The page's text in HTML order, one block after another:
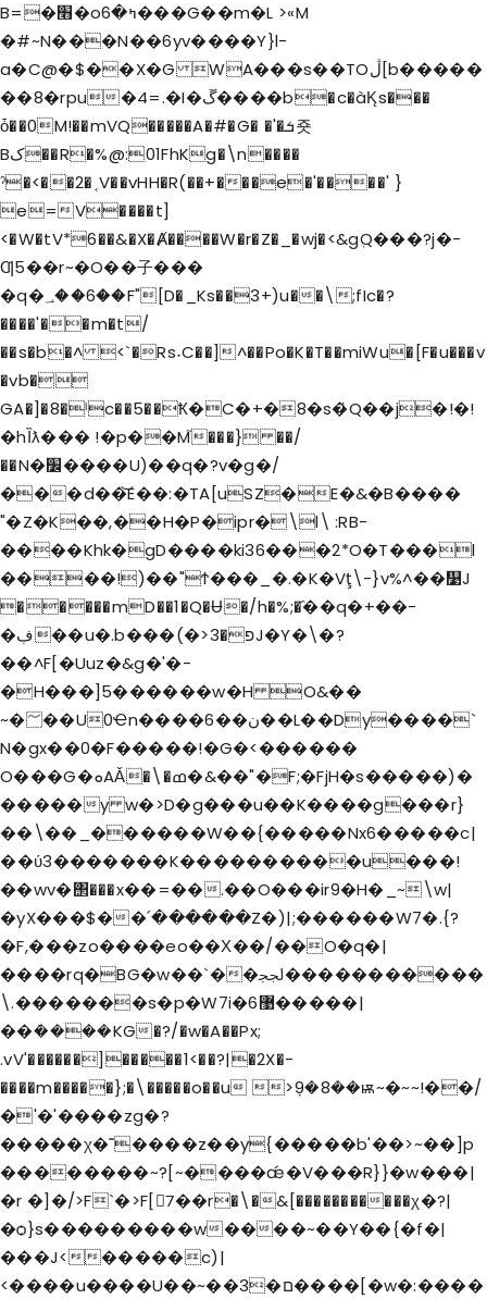
B=�׫�oߤ�6���G��m�L >«M
�#~N���N��6yv����Y}l-
a�C@�$��X�G WA���s��TOڷ[b�����
��8�rpu�4=.�I�ڱ����b�c�àK̨s���
ȱ��0M!��mVQ�����A�#�G� �'�ܭ죳
Bک��R�%@:01FhKg�\n����
ˀ�<��2�˱V��vHH�R(��+���e�'����' }
e=V����t]
<�W�tV*6��&�X�Ⱥ����W�r�Z�_�wj�<&gٖQ���?j�-
Ƣ5��r~�O��子���
�q�؀��6��F"[D�_Ks��3+)u��\;fIc�?
����'��m�t/
��s�b�^ <`�Rs˕C��]^��Po�K�T��miWu�[F�u���v
�vb�
GA�]�8�ˡc��5��Ҟ�C�+�8�s�҅Q��j�!�!
�hȈƛ��� !�p��M֮���} ��/
��N�׼����U)��q�?v�g�/
���d��͝E��:�TA[uSZ�E�&�B����
"�Z�K��,��H�P�ipr�\l\ :RB-
����Khk�gD����ki36���2*O�T���l
����!)��"Ϯ���_�.�K�Vţ\-}v%^��᯹J
�����mD��1�Q�Ʉ�/h�%;�҄��q�+��-
�ڣ��u�.b���(�>פ�3J�Y�\�?
��^F[�Uuz�&g�'�-
�H���]5������w�H O&��
~�؅��U0Ҽn����6��ن��L��Dy����`
N�gx��0�F�����!�G�<������
O���G�ܘAǍ�\�ߘ�&��"�F;�FjH�s�����)�
����� y w�>D�g���u��K����g���r}
��\��_������W��{�����Nx6�����c|
��ύ3�������K����������u���!
��wv�΢���x��=��.��O���ir9�H�_~\w|
�yX���$��՛������Z�)|;������W7�.{?
�F,���zo����eo��Χ��/��O�q�|
����rq�BG�w��`��ﶃ�����������
\.�������s�p�W7i�6޹�����|
��ܿ����KG�?/�w�A��Px;
.vV'������]�����1<��?|�2X�-
����m�����};�\�����o��u >ܼ9�8��ѭ~�~~!��/
�'�'����zg�?
�����χ�˭����z��y{�����b'��>~��]p
��������~?[~����ǽ�V���R}}�w���|
�r �]�/>F`�>F[7ً��r�\�&[�����������χ�?|
�ѻ}s���������w����~��Y��{�f�|
���J<�����c)|
<����u����U��~��3�ם����[�w�:����